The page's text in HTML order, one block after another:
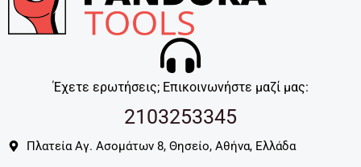
Έχετε ερωτήσεις; Επικοινωνήστε μαζί μας:
2103253345
Πλατεία Αγ. Ασομάτων 8, Θησείο, Αθήνα, Ελλάδα